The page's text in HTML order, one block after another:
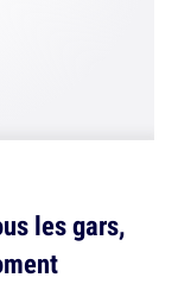
les gars,